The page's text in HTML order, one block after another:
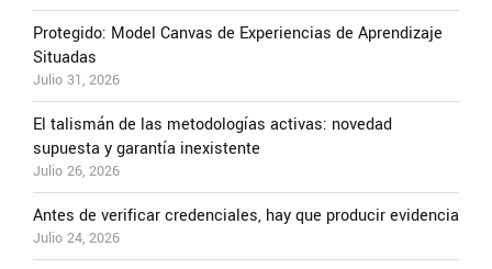
Protegido: Model Canvas de Experiencias de Aprendizaje
Situadas
Julio 31, 2026
El talismán de las metodologías activas: novedad
supuesta y garantía inexistente
Julio 26, 2026
Antes de verificar credenciales, hay que producir evidencia
Julio 24, 2026